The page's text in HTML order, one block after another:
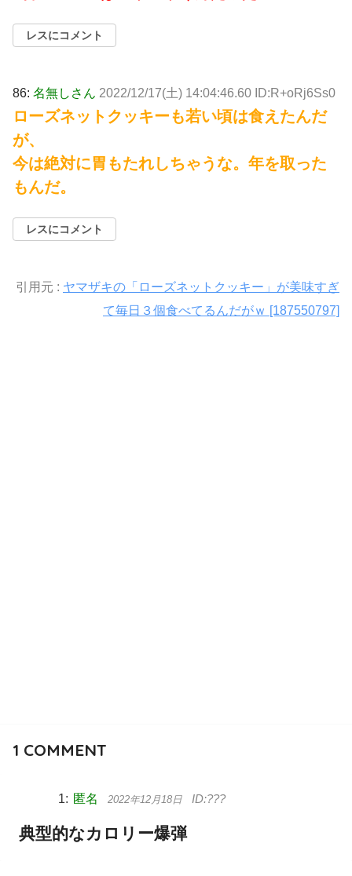
レスにコメント
86: 名無しさん 2022/12/17(土) 14:04:46.60 ID:R+oRj6Ss0
ローズネットクッキーも若い頃は食えたんだ
が、
今は絶対に胃もたれしちゃうな。年を取った
もんだ。
レスにコメント
引用元 : ヤマザキの「ローズネットクッキー」が美味すぎ
て毎日３個食べてるんだがｗ [187550797]
1 COMMENT
匿名 2022年12月18日
典型的なカロリー爆弾